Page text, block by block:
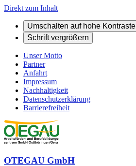
Direkt zum Inhalt
Umschalten auf hohe Kontraste
Schrift vergrößern
Unser Motto
Partner
Anfahrt
Impressum
Nachhaltigkeit
Datenschutzerklärung
Barrierefreiheit
OTEGAU GmbH